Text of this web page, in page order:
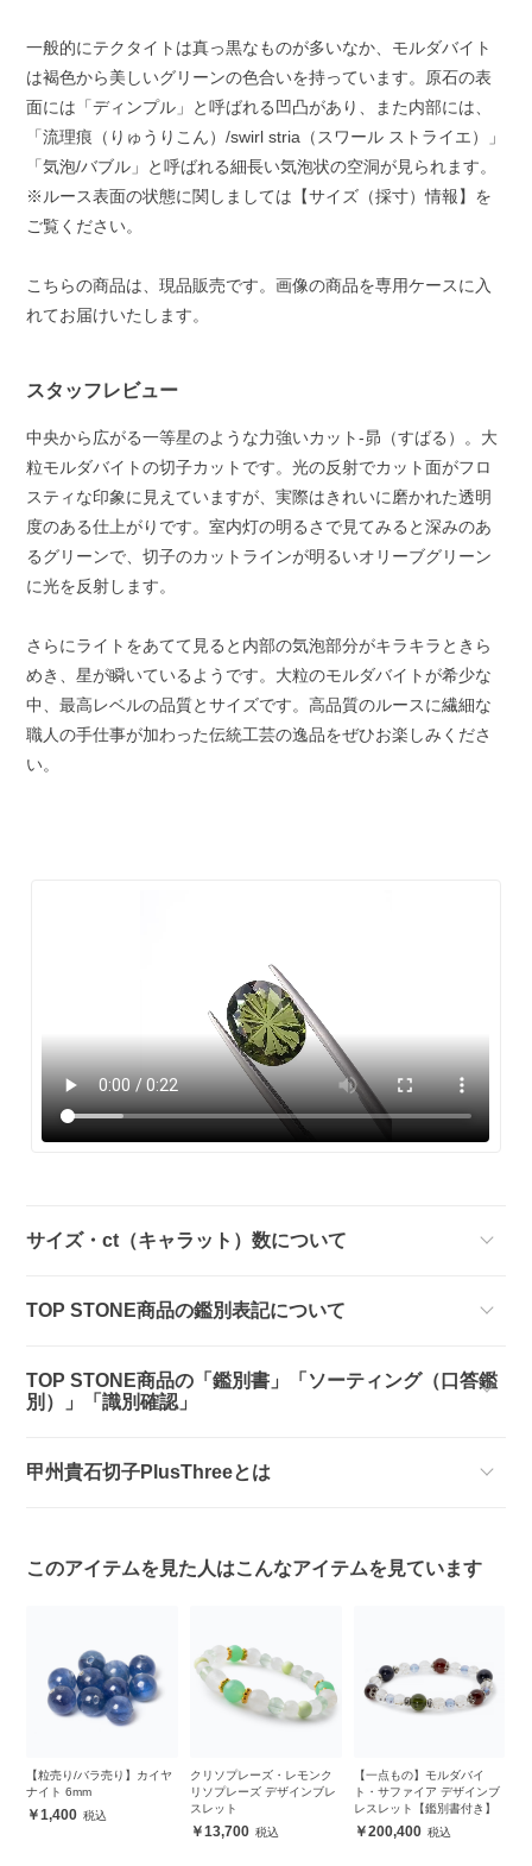
一般的にテクタイトは真っ黒なものが多いなか、モルダバイト
は褐色から美しいグリーンの色合いを持っています。原石の表
面には「ディンプル」と呼ばれる凹凸があり、また内部には、
「流理痕（りゅうりこん）/swirl stria（スワール ストライエ）」
「気泡/バブル」と呼ばれる細長い気泡状の空洞が見られます。
※ルース表面の状態に関しましては【サイズ（採寸）情報】を
ご覧ください。
こちらの商品は、現品販売です。画像の商品を専用ケースに入
れてお届けいたします。
スタッフレビュー
中央から広がる一等星のような力強いカット-昴（すばる）。大
粒モルダバイトの切子カットです。光の反射でカット面がフロ
スティな印象に見えていますが、実際はきれいに磨かれた透明
度のある仕上がりです。室内灯の明るさで見てみると深みのあ
るグリーンで、切子のカットラインが明るいオリーブグリーン
に光を反射します。
さらにライトをあてて見ると内部の気泡部分がキラキラときら
めき、星が瞬いているようです。大粒のモルダバイトが希少な
中、最高レベルの品質とサイズです。高品質のルースに繊細な
職人の手仕事が加わった伝統工芸の逸品をぜひお楽しみくださ
い。
サイズ・ct（キャラット）数について
TOP STONE商品の鑑別表記について
TOP STONE商品の「鑑別書」「ソーティング（口答鑑
別）」「識別確認」
甲州貴石切子PlusThreeとは
このアイテムを見た人はこんなアイテムを見ています
【粒売り/バラ売り】カイヤ
ナイト 6mm
1,400
クリソプレーズ・レモンク
リソプレーズ デザインブレ
スレット
13,700
【一点もの】モルダバイ
ト・サファイア デザインブ
レスレット【鑑別書付き】
200,400